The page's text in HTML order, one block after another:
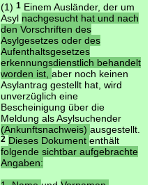
(1) 1Einem Ausländer, der um
Asyl nachgesucht hat und nach
den Vorschriften des
Asylgesetzes oder des
Aufenthaltsgesetzes
erkennungsdienstlich behandelt
worden ist, aber noch keinen
Asylantrag gestellt hat, wird
unverzüglich eine
Bescheinigung über die
Meldung als Asylsuchender
(Ankunftsnachweis) ausgestellt.
2 Dieses Dokument enthält
folgende sichtbar aufgebrachte
Angaben: